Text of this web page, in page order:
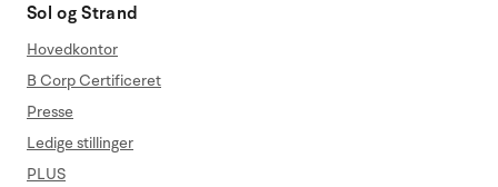
Sol og Strand
Hovedkontor
B Corp Certificeret
Presse
Ledige stillinger
PLUS